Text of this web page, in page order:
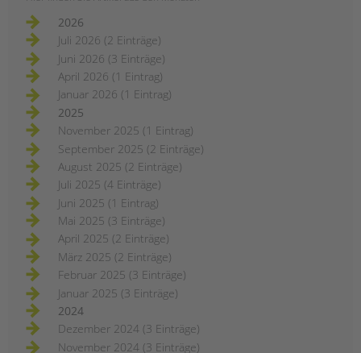
2026
Juli 2026 (2 Einträge)
Juni 2026 (3 Einträge)
April 2026 (1 Eintrag)
Januar 2026 (1 Eintrag)
2025
November 2025 (1 Eintrag)
September 2025 (2 Einträge)
August 2025 (2 Einträge)
Juli 2025 (4 Einträge)
Juni 2025 (1 Eintrag)
Mai 2025 (3 Einträge)
April 2025 (2 Einträge)
März 2025 (2 Einträge)
Februar 2025 (3 Einträge)
Januar 2025 (3 Einträge)
2024
Dezember 2024 (3 Einträge)
November 2024 (3 Einträge)